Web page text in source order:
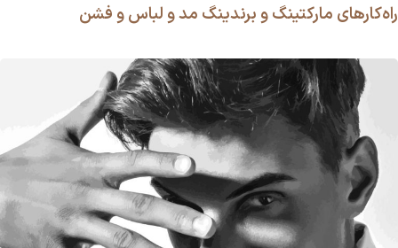
راه‌کارهای مارکتینگ و برندینگ مد و لباس و فشن